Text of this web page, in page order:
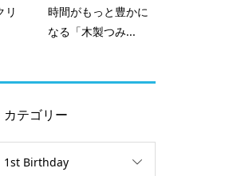
リ
時間がもっと豊かに
なる「木製つみ...
カテゴリー
1st Birthday